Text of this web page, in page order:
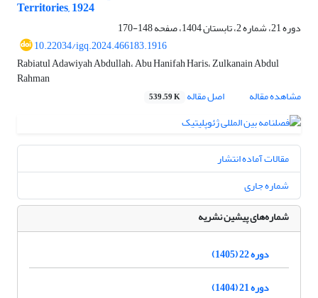
Territories, 1924
دوره 21، شماره 2، تابستان 1404، صفحه
148-170
10.22034/igq.2024.466183.1916
Rabiatul Adawiyah Abdullah، Abu Hanifah Haris، Zulkanain Abdul
Rahman
مشاهده مقاله
اصل مقاله 539.59 K
مقالات آماده انتشار
شماره جاری
شماره‌های پیشین نشریه
دوره 22 (1405)
دوره 21 (1404)